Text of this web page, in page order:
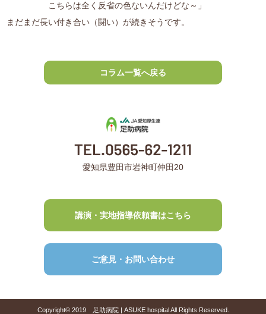
こちらは全く反省の色ないんだけどな～」
まだまだ長い付き合い（闘い）が続きそうです。
コラム一覧へ戻る
愛知県豊田市岩神町仲田20
講演・実地指導依頼書はこちら
ご意見・お問い合わせ
Copyright© 2019 足助病院 | ASUKE hospital All Rights Reserved.